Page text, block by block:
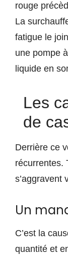
rouge
La
fatigue le
une pompe
liquide en
Les
de
Derrière ce
récurrentes.
s’aggravent
Un
C’est la
quantité et